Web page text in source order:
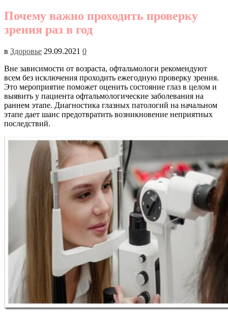
Почему важно проходить проверку
зрения раз в год
в Здоровье 29.09.2021 0
Вне зависимости от возраста, офтальмологи рекомендуют
всем без исключения проходить ежегодную проверку зрения.
Это мероприятие поможет оценить состояние глаз в целом и
выявить у пациента офтальмологические заболевания на
раннем этапе. Диагностика глазных патологий на начальном
этапе дает шанс предотвратить возникновение неприятных
последствий.